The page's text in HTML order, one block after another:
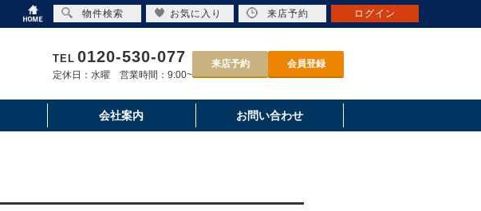
TEL 0120-530-077
定休日：水曜 営業時間：9:00~
来店予約 会員登録
会社案内 お問い合わせ
物件検索 お気に入り 来店予約 ログイン